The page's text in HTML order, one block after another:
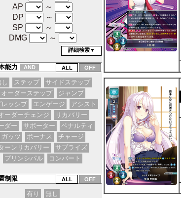
AP
～
DP
～
SP
～
DMG
～
詳細検索▼
能力 AND
ステップ
サイドステップ
オーダーステップ
ジャンプ
レッシブ
エンゲージ
アシスト
ーダーチェンジ
リカバリー
ダー
サポーター
ペナルティ
ガッツ
ボーナス
チャージ
ーンリカバリー
サプライズ
プリンシパル
コンバート
制限
有り 無し